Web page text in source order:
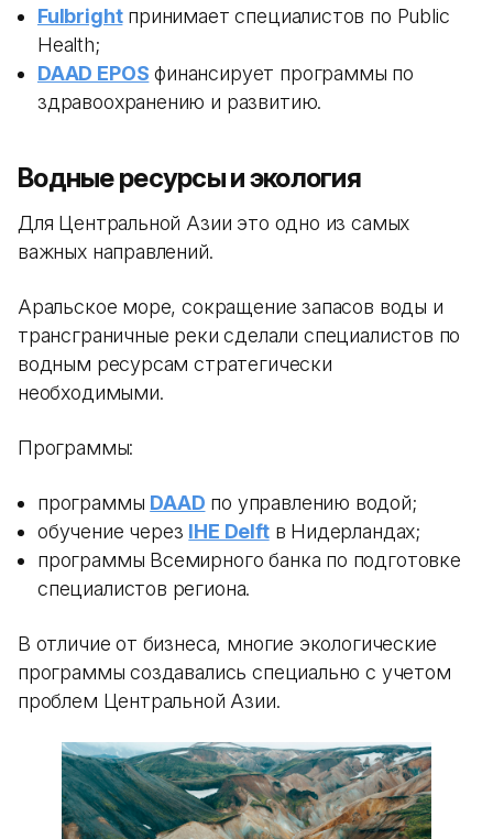
Fulbrightпринимает специалистов по Public
Health;
DAAD EPOS финансирует программы по
здравоохранению и развитию.
Водные ресурсы и экология
Для Центральной Азии это одно из самых
важных направлений.
Аральское море, сокращение запасов воды и
трансграничные реки сделали специалистов по
водным ресурсам стратегически
необходимыми.
Программы:
программы DAAD по управлению водой;
обучение через IHE Delftв Нидерландах;
программы Всемирного банка по подготовке
специалистов региона.
В отличие от бизнеса, многие экологические
программы создавались специально с учетом
проблем Центральной Азии.